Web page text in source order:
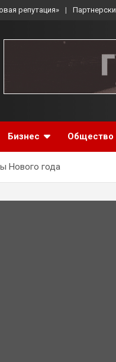
репутация»
Бизнес Общество
Нового года